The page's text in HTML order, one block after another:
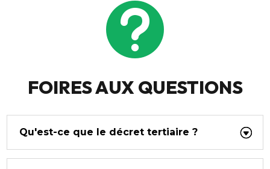

FOIRES AUX QUESTIONS
Qu'est-ce que le décret tertiaire ?